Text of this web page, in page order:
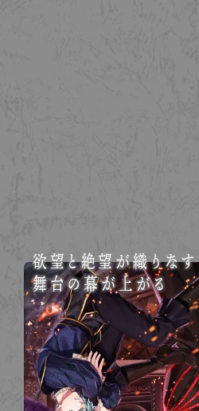
欲望と絶望が織りなす
舞台の幕が上がる